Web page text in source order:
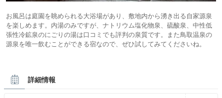
お風呂は庭園を眺められる大浴場があり、敷地内から湧き出る自家源泉
を楽しめます。内湯のみですが、ナトリウム塩化物泉、硫酸泉、中性低
張性冷鉱泉のにごりの湯は口コミでも評判の泉質です。また鳥取温泉の
源泉を唯一飲むことができる宿なので、ぜひ試してみてくださいね。
詳細情報